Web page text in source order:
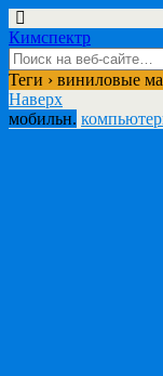
Кимспектр
Теги › виниловые
Наверх
мобильн.